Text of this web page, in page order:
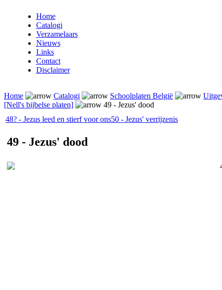
Home
Catalogi
Verzamelaars
Nieuws
Links
Contact
Disclaimer
Home Catalogi Schoolplaten België
[Nell's bijbelse platen]
49 - Jezus' dood
48? - Jezus leed en stierf voor ons50 - Jezus' verrijzenis
49 - Jezus' dood